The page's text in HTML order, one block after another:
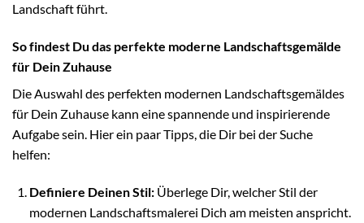
Landschaft führt.
So findest Du das perfekte moderne Landschaftsgemälde
für Dein Zuhause
Die Auswahl des perfekten modernen Landschaftsgemäldes
für Dein Zuhause kann eine spannende und inspirierende
Aufgabe sein. Hier ein paar Tipps, die Dir bei der Suche
helfen:
Definiere Deinen Stil:Überlege Dir, welcher Stil der
modernen Landschaftsmalerei Dich am meisten anspricht.